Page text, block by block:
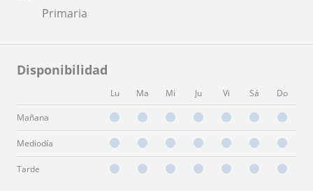
Primaria
Disponibilidad
Lu Ma Mi Ju Vi Sá Do
Mañana
Mediodía
Tarde